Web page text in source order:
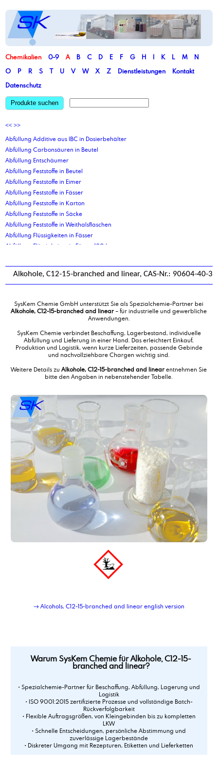
Chemikalien 0-9 A B C D E F G H I K L M
N
O
P R S T U V W X Z Dienstleistungen
Kontakt
Datenschutz
Produkte suchen
<< >>
Abfüllung Additive aus IBC in Dosierbehälter
Abfüllung Carbonsäuren in Beutel
Abfüllung Entschäumer
Abfüllung Feststoffe in Beutel
Abfüllung Feststoffe in Eimer
Abfüllung Feststoffe in Fässer
Abfüllung Feststoffe in Karton
Abfüllung Feststoffe in Säcke
Abfüllung Feststoffe in Weithalsflaschen
Abfüllung Flüssigkeiten in Fässer
Abfüllung Flüssigkeiten in Fässer 120 ltr
Abfüllung Flüssigkeiten in Kanister 10 kg
Abfüllung Flüssigkeiten in Kanister 10 ltr
Abfüllung Flüssigkeiten in Kanister 30 ltr
Abfüllung Flüssigkeiten in Kanister 5 ltr
Abfüllung Flüssigkeiten in Kanister 5 ltr
Abfüllung Flüssigkeiten in Kanister 60 ltr
Abfüllung Flüssigkeiten in Standbodenbeutel
Abfüllung Flüssigprodukte in Eimer
Abfüllung Granulate in Eimer
Abfüllung in Ex geschützte IBC
Abfüllung in Flaschen
Abfüllung in Flaschen 1000 ml
Abfüllung in Flaschen 125 ml
Abfüllung in Flaschen 250 ml
Abfüllung in Flaschen 500 ml
Abfüllung in IBC mit 1000ltr Nettoinhalt
Abfüllung in IBC mit 300ltr Nettoinhalt
Abfüllung in Kleinstgebinde
Abfüllung Kleingebinde
Abfüllung Kohlenwasserstoffe aus Tankwagen in IBC
Abfüllung pastöse Produkte in Fässer
Abfüllung pastöse Produkte in IBC
Abfüllung pastöse Produkte in Kartuschen
Abfüllung und Etikettierung 1-L Blechgebinde
Acrylsäure
Additiv 88P
Aldehyd C 14
Aldehyd C 16
Aldehyd C 18
Alkene C24-C28
Alkohole, C12-15-branched and linear, CAS-Nr.: 90604-40-3
SysKem Chemie GmbH unterstützt Sie als Spezialchemie-Partner bei
Alkohole, C12-15-branched and linear– für industrielle und gewerbliche
Anwendungen.
SysKem Chemie verbindet Beschaffung, Lagerbestand, individuelle
Abfüllung und Lieferung in einer Hand. Das erleichtert Einkauf,
Produktion und Logistik, wenn kurze Lieferzeiten, passende Gebinde
und nachvollziehbare Chargen wichtig sind.
Weitere Details zuAlkohole, C12-15-branched and linearentnehmen Sie
bitte den Angaben in nebenstehender Tabelle.
→ Alcohols, C12-15-branched and linear english version
Warum SysKem Chemie für Alkohole, C12-15-
branched and linear?
• Spezialchemie-Partner für Beschaffung, Abfüllung, Lagerung und
Logistik
• ISO 9001:2015 zertifizierte Prozesse und vollständige Batch-
Rückverfolgbarkeit
• Flexible Auftragsgrößen, von Kleingebinden bis zu kompletten
LKW
• Schnelle Entscheidungen, persönliche Abstimmung und
zuverlässige Lagerbestände
• Diskreter Umgang mit Rezepturen, Etiketten und Lieferketten